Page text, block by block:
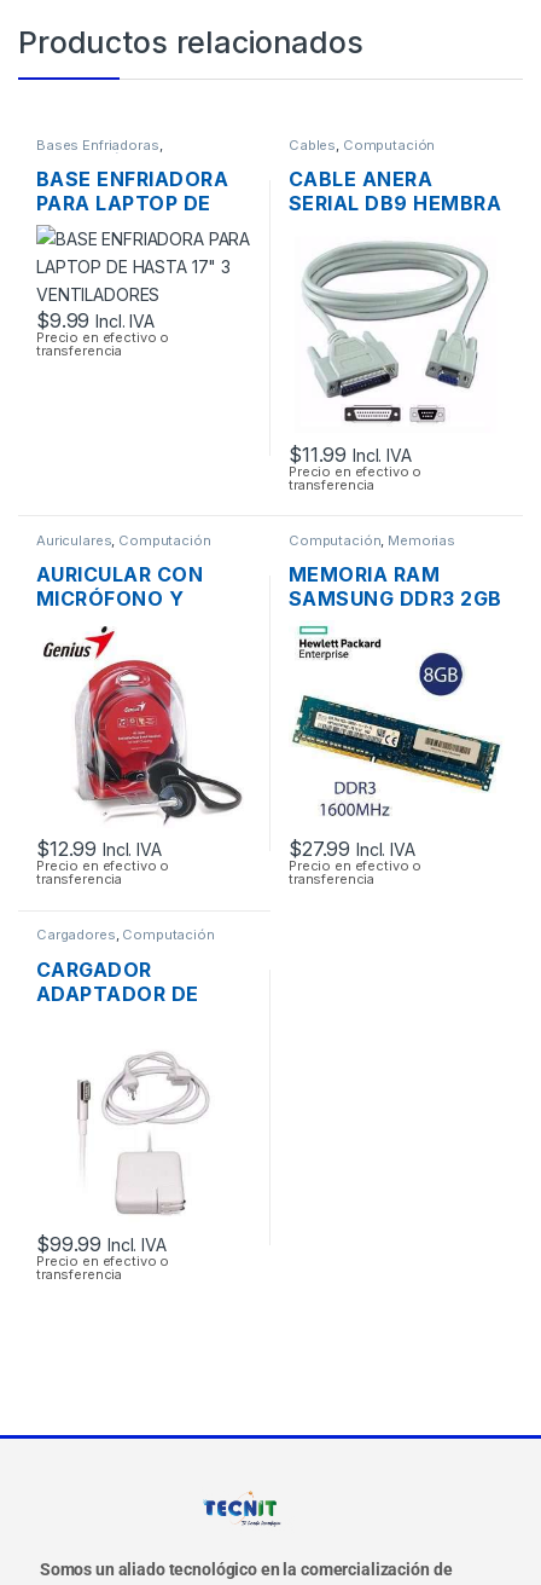
Productos relacionados
Bases Enfriadoras,
Computación
BASE ENFRIADORA
PARA LAPTOP DE
HASTA 17″ 3
VENTILADORES
$9.99 Incl. IVA
Precio en efectivo o
transferencia
Cables, Computación
CABLE ANERA
SERIAL DB9 HEMBRA
MACHO 1.8MTS
$11.99 Incl. IVA
Precio en efectivo o
transferencia
Auriculares Computación
AURICULAR CON
MICRÓFONO Y
CONTROL DE
VOLUMEN GENIUS
HS-300N PLUG
3.5MM PLEGABLE
$12.99 Incl. IVA
Precio en efectivo o
transferencia
Computación Memorias
MEMORIA RAM
SAMSUNG DDR3 2GB
PC3-12800 1600MHZ
PARA PC
$27.99 Incl. IVA
Precio en efectivo o
transferencia
Cargadores, Computación
CARGADOR
ADAPTADOR DE
MAGSAFE 16.5V
3.65A 60W
ORIGINAL + CABLE
DE PODER
$99.99 Incl. IVA
Precio en efectivo o
transferencia
Somos un aliado tecnológico en la comercialización de